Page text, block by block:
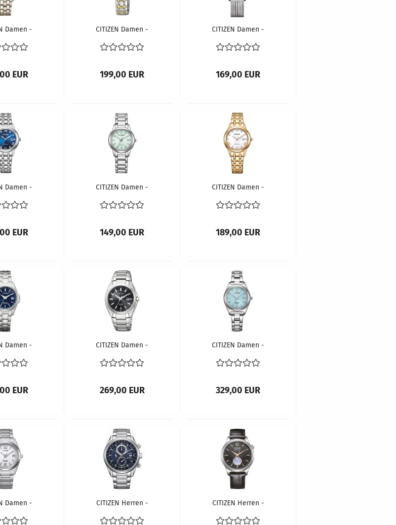
Damen -
85E
EUR
CITIZEN Damen -
DRIVE EW1264-50A
199,00 EUR
CITIZEN Damen -
DRIVE EW2621-75M
169,00 EUR
Damen -
81L
EUR
CITIZEN Damen -
DRIVE FE1241-71X
149,00 EUR
CITIZEN Damen -
DRIVE FE1243-83A
189,00 EUR
Damen -
EC1180-81L
EUR
CITIZEN Damen -
DRIVE Super Titanium
269,00 EUR
CITIZEN Damen -
DRIVE Super Titanium
329,00 EUR
Damen -
Titanium
CITIZEN Herren -
DRIVE Funk AT8260-
CITIZEN Herren -
Automatik NH9131-14E